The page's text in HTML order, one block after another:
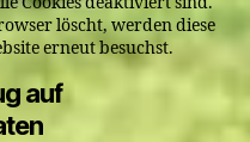
löscht, werden diese
erneut besuchst.
auf